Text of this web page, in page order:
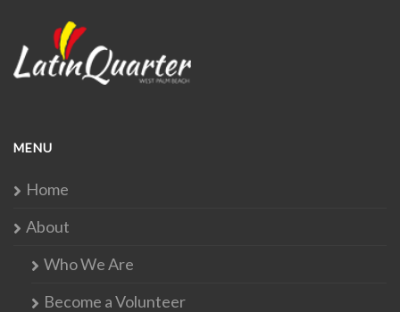
MENU
Home
About
Who We Are
Become a Volunteer